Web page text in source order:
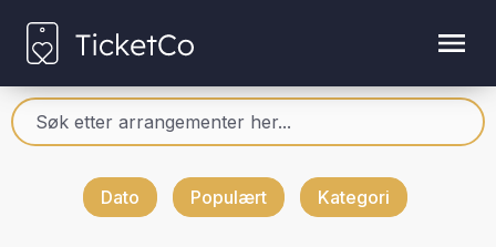
Dato Populært Kategori